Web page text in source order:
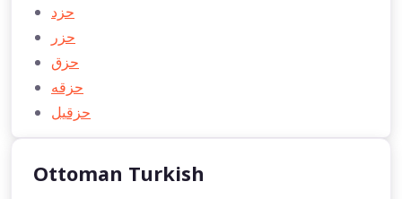
حزد
حزر
حزق
حزقه
حزقیل
Ottoman Turkish